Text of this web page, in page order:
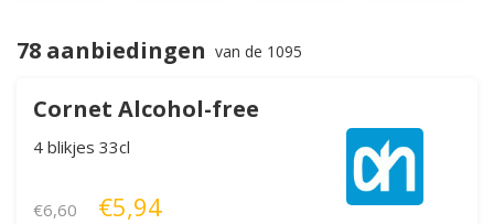
78 aanbiedingen van de 1095
Cornet Alcohol-free
4 blikjes 33cl
€6,60 €5,94